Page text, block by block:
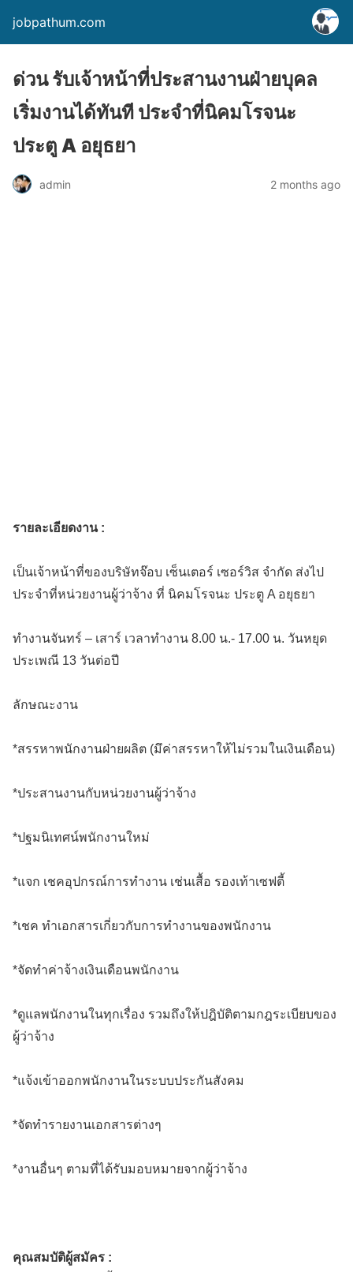
jobpathum.com
ด่วน รับเจ้าหน้าที่ประสานงานฝ่ายบุคล
เริ่มงานได้ทันที ประจำที่นิคมโรจนะ
ประตู A อยุธยา
admin 2 months ago
รายละเอียดงาน :
เป็นเจ้าหน้าที่ของบริษัทจ๊อบ เซ็นเตอร์ เซอร์วิส จำกัด ส่งไป
ประจำที่หน่วยงานผู้ว่าจ้าง ที่ นิคมโรจนะ ประตู A อยุธยา
ทำงานจันทร์ – เสาร์ เวลาทำงาน 8.00 น.- 17.00 น. วันหยุด
ประเพณี 13 วันต่อปี
ลักษณะงาน
*สรรหาพนักงานฝ่ายผลิต (มึค่าสรรหาให้ไม่รวมในเงินเดือน)
*ประสานงานกับหน่วยงานผู้ว่าจ้าง
*ปฐมนิเทศน์พนักงานใหม่
*แจก เชคอุปกรณ์การทำงาน เช่นเสื้อ รองเท้าเซฟตี้
*เชค ทำเอกสารเกี่ยวกับการทำงานของพนักงาน
*จัดทำค่าจ้างเงินเดือนพนักงาน
*ดูแลพนักงานในทุกเรื่อง รวมถึงให้ปฎิบัติตามกฎระเบียบของ
ผู้ว่าจ้าง
*แจ้งเข้าออกพนักงานในระบบประกันสังคม
*จัดทำรายงานเอกสารต่างๆ
*งานอื่นๆ ตามที่ได้รับมอบหมายจากผู้ว่าจ้าง
คุณสมบัติผู้สมัคร :